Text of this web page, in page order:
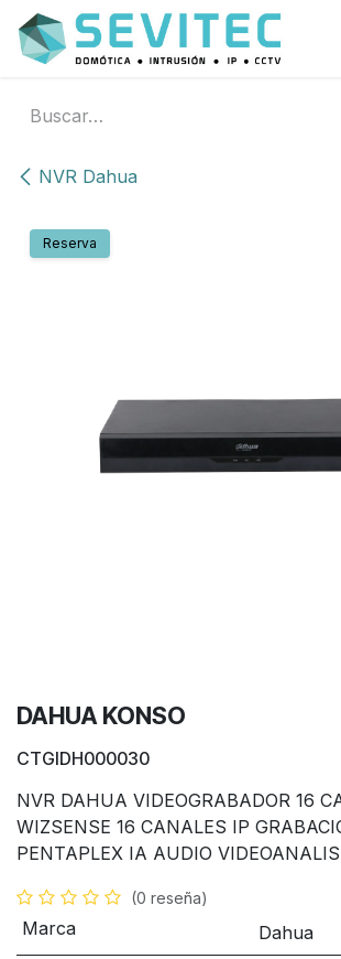
Ir al contenido
NVR Dahua
Reserva
DAHUA KONSO
CTGIDH000030
NVR DAHUA VIDEOGRABADOR 16
WIZSENSE 16 CANALES IP
PENTAPLEX IA AUDIO
(0 reseña)
Marca
Dahua